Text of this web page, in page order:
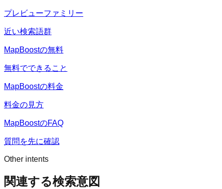
プレビューファミリー
近い検索語群
MapBoostの無料
無料でできること
MapBoostの料金
料金の見方
MapBoostのFAQ
質問を先に確認
Other intents
関連する検索意図